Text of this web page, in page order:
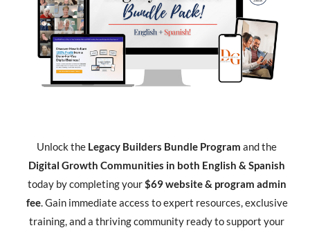
Unlock the Legacy Builders Bundle Program and the
Digital Growth Communities in both English & Spanish
today by completing your$69 website & program admin
fee. Gain immediate access to expert resources, exclusive
training, and a thriving community ready to support your